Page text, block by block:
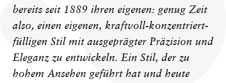
bereits seit 1889 ihren eigenen: genug Zeit
also, einen eigenen, kraftvoll-konzentriert-
fülligen Stil mit ausgeprägter Präzision und
Eleganz zu entwickeln. Ein Stil, der zu
hohem Ansehen geführt hat und heute